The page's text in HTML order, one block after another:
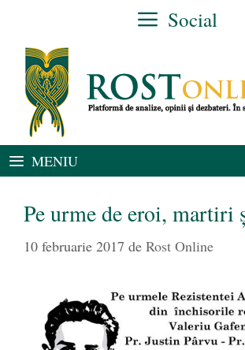
conținut
Social
MENIU
Pe urme de eroi, martiri
10 februarie 2017 de Rost Online